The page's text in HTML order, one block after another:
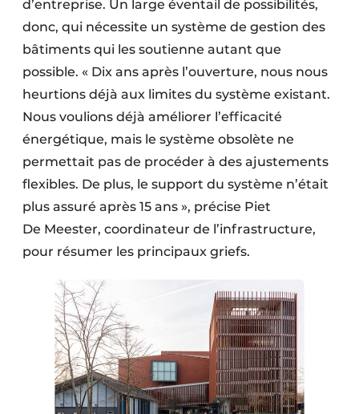
d’entreprise. Un large éventail de possibilités,
donc, qui nécessite un système de gestion des
bâtiments qui les soutienne autant que
possible. « Dix ans après l’ouverture, nous nous
heurtions déjà aux limites du système existant.
Nous voulions déjà améliorer l’efficacité
énergétique, mais le système obsolète ne
permettait pas de procéder à des ajustements
flexibles. De plus, le support du système n’était
plus assuré après 15 ans », précise Piet
De Meester, coordinateur de l’infrastructure,
pour résumer les principaux griefs.